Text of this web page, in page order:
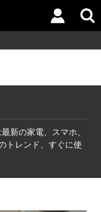
新の家電、スマホ、
トレンド、すぐに使